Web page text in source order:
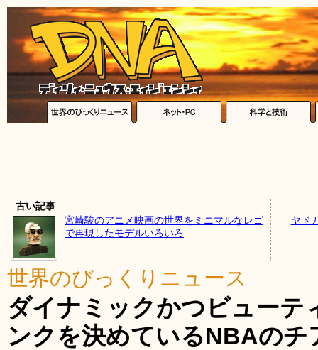
古い記事
宮崎駿のアニメ映画の世界をミニマルなレゴ
で再現したモデルいろいろ
ヤド
世界のびっくりニュース
ダイナミックかつビューテ
ンクを決めているNBAのチ